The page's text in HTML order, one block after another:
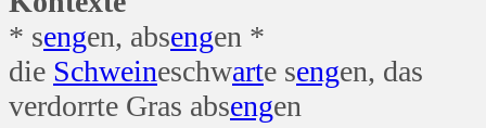
* sengen, absengen *
die Schweineschwarte sengen, das
verdorrte Gras absengen